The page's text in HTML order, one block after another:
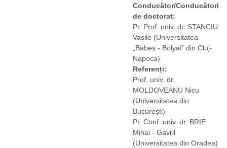
Conducător/Conducători
de doctorat:
Pr. Prof. univ. dr. STANCIU
Vasile (Universitatea
„Babeș - Bolyai” din Cluj-
Napoca)
Referenți:
Prof. univ. dr.
MOLDOVEANU Nicu
(Universitatea din
București)
Pr. Conf. univ. dr. BRIE
Mihai - Gavril
(Universitatea din Oradea)